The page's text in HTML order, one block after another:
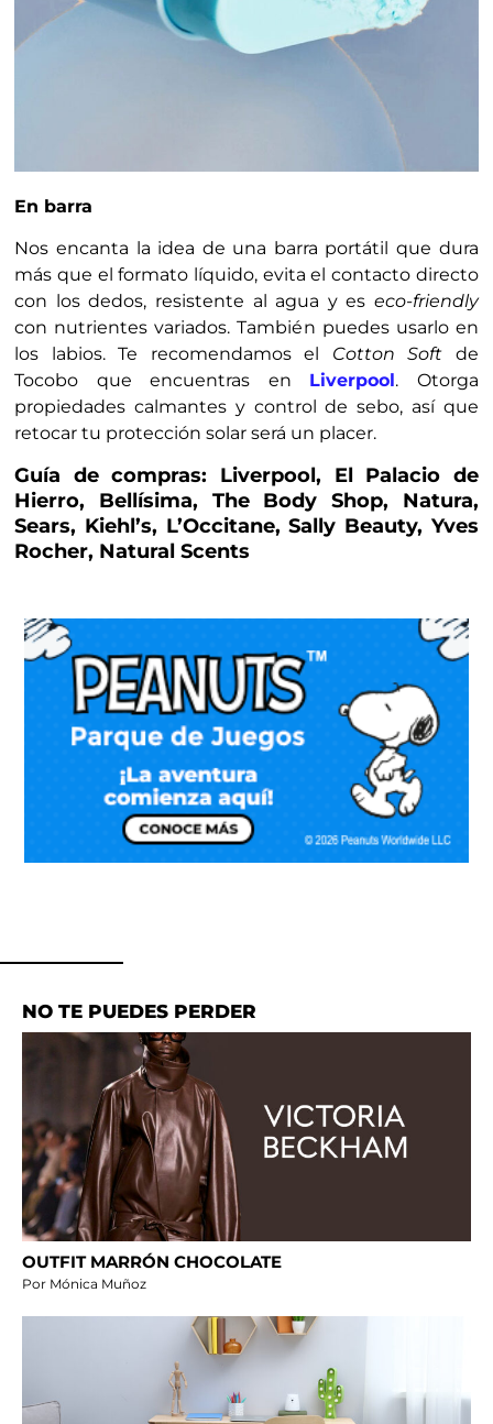
En barra
Nos encanta la idea de una barra portátil que dura
más que el formato líquido, evita el contacto directo
con los dedos, resistente al agua y es eco-friendly
con nutrientes variados. También puedes usarlo en
los labios. Te recomendamos el Cotton Soft de
Tocobo que encuentras en Liverpool. Otorga
propiedades calmantes y control de sebo, así que
retocar tu protección solar será un placer.
Guía de compras: Liverpool, El Palacio de
Hierro, Bellísima, The Body Shop, Natura,
Sears, Kiehl’s, L’Occitane, Sally Beauty, Yves
Rocher, Natural Scents
NO TE PUEDES PERDER
OUTFIT MARRÓN CHOCOLATE
Por Mónica Muñoz